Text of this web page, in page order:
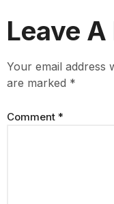
Leave A
Your email address
are marked *
Comment *